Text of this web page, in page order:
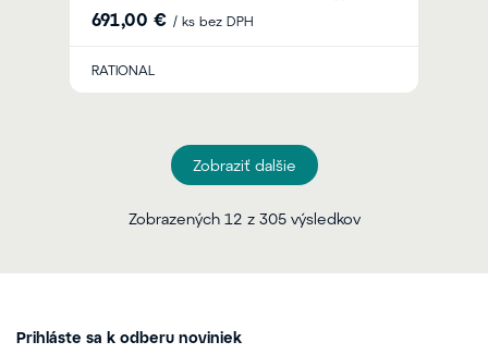
691,00 € / ks bez DPH
RATIONAL
Zobraziť dalšie
Zobrazených 12 z 305 výsledkov
Prihláste sa k odberu noviniek